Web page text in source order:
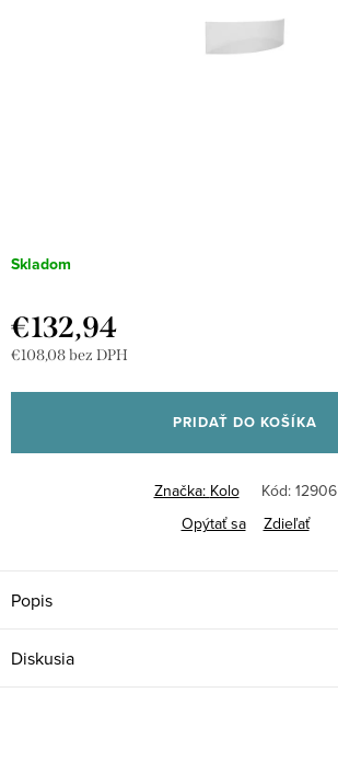
Skladom
€132,94
€108,08 bez DPH
cena:
PRIDAŤ DO KOŠÍKA
Značka: Kolo Kód: 12906
Opýtať sa
Zdieľať
Popis
Diskusia